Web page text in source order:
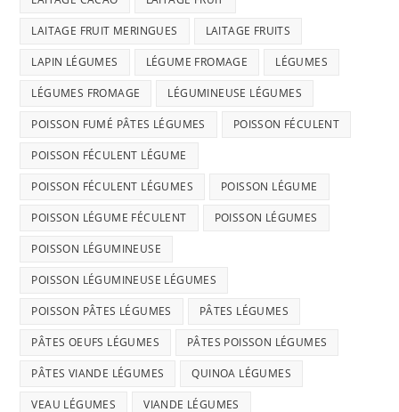
LAITAGE FRUIT MERINGUES LAITAGE FRUITS
LAPIN LÉGUMES LÉGUME FROMAGE LÉGUMES
LÉGUMES FROMAGE LÉGUMINEUSE LÉGUMES
POISSON FUMÉ PÂTES LÉGUMES POISSON FÉCULENT
POISSON FÉCULENT LÉGUME
POISSON FÉCULENT LÉGUMES POISSON LÉGUME
POISSON LÉGUME FÉCULENT POISSON LÉGUMES
POISSON LÉGUMINEUSE
POISSON LÉGUMINEUSE LÉGUMES
POISSON PÂTES LÉGUMES PÂTES LÉGUMES
PÂTES OEUFS LÉGUMES PÂTES POISSON LÉGUMES
PÂTES VIANDE LÉGUMES QUINOA LÉGUMES
VEAU LÉGUMES VIANDE LÉGUMES